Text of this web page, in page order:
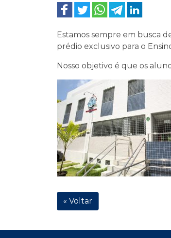
Estamos sempre em busca
prédio exclusivo para o
Nosso objetivo é que os
« Voltar